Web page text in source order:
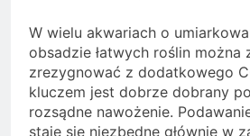
W wielu akwariach o
obsadzie łatwych roślin można
zrezygnować z dodatkowego
kluczem jest dobrze dobrany
rozsądne nawożenie.
staje się niezbędne głównie w